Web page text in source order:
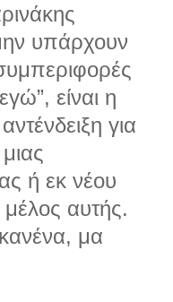
υπάρχουν
είναι η
για
ή εκ νέου
μέλος αυτής.
μα